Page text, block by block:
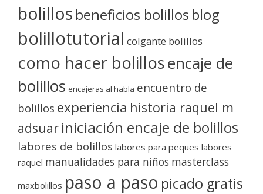
bolillos beneficios bolillos blog
bolillotutorial colgante bolillos
como hacer bolillosencaje de
bolillos encajeras al habla encuentro de
bolillos experiencia historia raquel m
adsuar iniciación encaje de bolillos
labores de bolillos labores para peques labores
raquel manualidades para niños masterclass
maxbolillos paso a paso picado gratis